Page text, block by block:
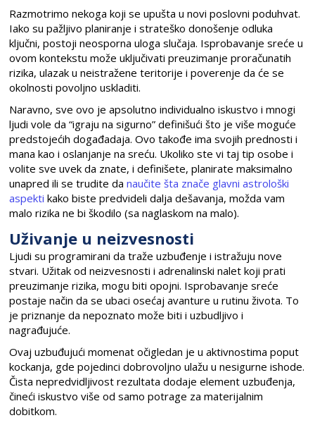
Razmotrimo nekoga koji se upušta u novi poslovni poduhvat.
Iako su pažljivo planiranje i strateško donošenje odluka
ključni, postoji neosporna uloga slučaja. Isprobavanje sreće u
ovom kontekstu može uključivati preuzimanje proračunatih
rizika, ulazak u neistražene teritorije i poverenje da će se
okolnosti povoljno uskladiti.
Naravno, sve ovo je apsolutno individualno iskustvo i mnogi
ljudi vole da “igraju na sigurno” definišući što je više moguće
predstojećih događadaja. Ovo takođe ima svojih prednosti i
mana kao i oslanjanje na sreću. Ukoliko ste vi taj tip osobe i
volite sve uvek da znate, i definišete, planirate maksimalno
unapred ili se trudite danaučite šta znače glavni astrološki
aspekti kako biste predvideli dalja dešavanja, možda vam
malo rizika ne bi škodilo (sa naglaskom na malo).
Uživanje u neizvesnosti
Ljudi su programirani da traže uzbuđenje i istražuju nove
stvari. Užitak od neizvesnosti i adrenalinski nalet koji prati
preuzimanje rizika, mogu biti opojni. Isprobavanje sreće
postaje način da se ubaci osećaj avanture u rutinu života. To
je priznanje da nepoznato može biti i uzbudljivo i
nagrađujuće.
Ovaj uzbuđujući momenat očigledan je u aktivnostima poput
kockanja, gde pojedinci dobrovoljno ulažu u nesigurne ishode.
Čista nepredvidljivost rezultata dodaje element uzbuđenja,
čineći iskustvo više od samo potrage za materijalnim
dobitkom.